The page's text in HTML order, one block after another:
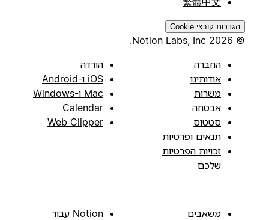
הגדרות קובצי Cookie
החברה
אודותינו
משרות
אבטחה
סטטוס
תנאים ופרטיות
זכויות הפרטיות
שלכם
הורדה
iOS ו-Android
Mac ו-Windows
Calendar
Web Clipper
משאבים
Notion עבור